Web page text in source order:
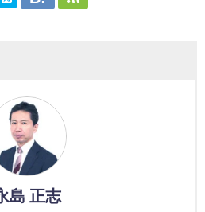
島 正志